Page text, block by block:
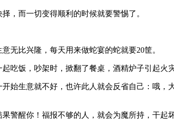
而一切变得顺利的时候就要警惕了。
比兴隆，每天用来做蛇宴的蛇就要20筐。
饭，吵架时，掀翻了餐桌，酒精炉子引起火
生意就不好，也许此人就会反省自己：哦，
醒你！福报不够的人，就会为魔所持，干起坏